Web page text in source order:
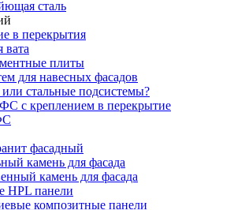
сталь
в перекрытия
вата
плиты
для навесных фасадов
стальные подсистемы?
с креплением в перекрытие
фасадный
камень для фасада
камень для фасада
HPL панели
композитные панели